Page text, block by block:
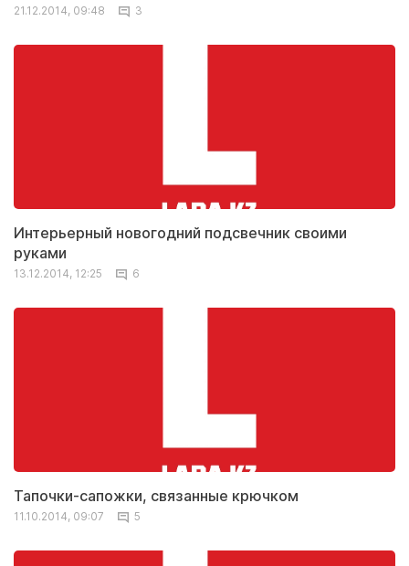
21.12.2014, 09:48 3
Интерьерный новогодний подсвечник своими
руками
13.12.2014, 12:25 6
Тапочки-сапожки, связанные крючком
11.10.2014, 09:07 5